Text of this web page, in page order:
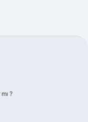
?